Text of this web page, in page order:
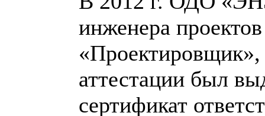
инженера
«Проектировщик»,
аттестации был
сертификат